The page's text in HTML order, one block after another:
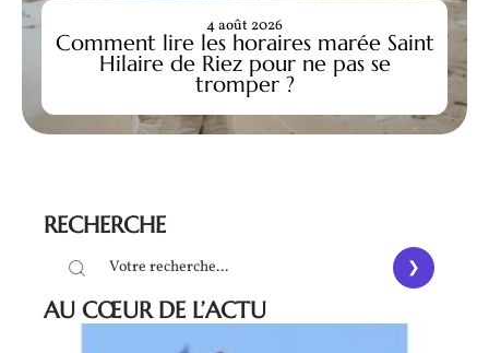
Comment lire les horaires marée Saint
Hilaire de Riez pour ne pas se
tromper ?
4 août 2026
RECHERCHE
AU CŒUR DE L’ACTU